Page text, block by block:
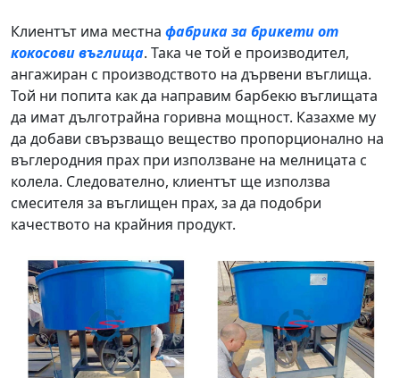
Клиентът има местна фабрика за брикети от
кокосови въглища. Така че той е производител,
ангажиран с производството на дървени въглища.
Той ни попита как да направим барбекю въглищата
да имат дълготрайна горивна мощност. Казахме му
да добави свързващо вещество пропорционално на
въглеродния прах при използване на мелницата с
колела. Следователно, клиентът ще използва
смесителя за въглищен прах, за да подобри
качеството на крайния продукт.